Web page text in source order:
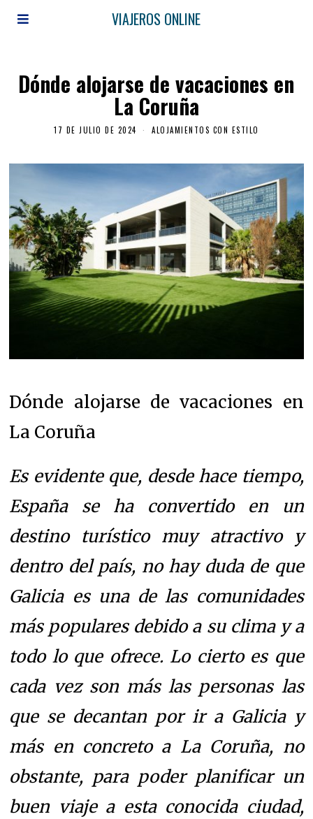
VIAJEROS ONLINE
Dónde alojarse de vacaciones en
La Coruña
17 DE JULIO DE 2024 ALOJAMIENTOS CON ESTILO
Dónde alojarse de vacaciones en
La Coruña
Es evidente que, desde hace tiempo,
España se ha convertido en un
destino turístico muy atractivo y
dentro del país, no hay duda de que
Galicia es una de las comunidades
más populares debido a su clima y a
todo lo que ofrece. Lo cierto es que
cada vez son más las personas las
que se decantan por ir a Galicia y
más en concreto a La Coruña, no
obstante, para poder planificar un
buen viaje a esta conocida ciudad,